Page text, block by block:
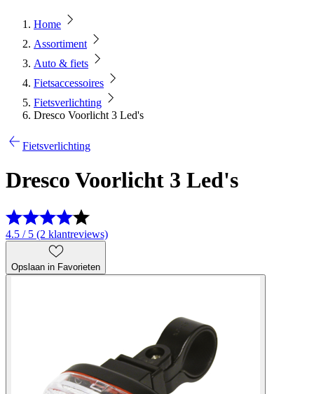
Home
Assortiment
Auto & fiets
Fietsaccessoires
Fietsverlichting
Dresco Voorlicht 3 Led's
Fietsverlichting
Dresco Voorlicht 3 Led's
4.5 / 5 (2 klantreviews)
Opslaan in Favorieten